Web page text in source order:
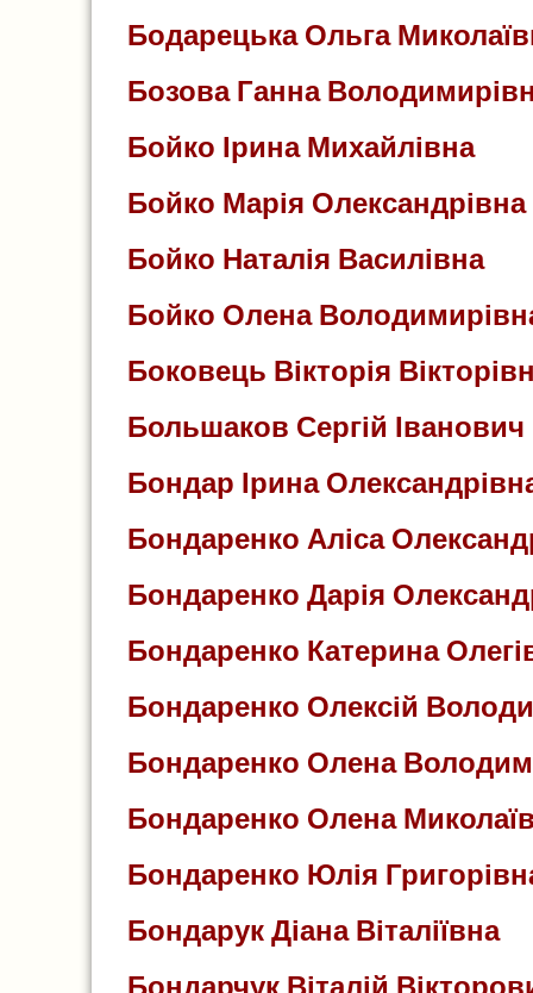
Бодарецька Ольга
Бозова Ганна
Бойко Ірина Михайлівна
Бойко Марія Олександрівна
Бойко Наталія Василівна
Бойко Олена
Боковець Вікторія
Большаков Сергій Іванович
Бондар Ірина
Бондаренко Аліса
Бондаренко Дарія
Бондаренко Катерина
Бондаренко Олексій
Бондаренко Олена
Бондаренко Олена
Бондаренко Юлія
Бондарук Діана Віталіївна
Бондарчук Віталій